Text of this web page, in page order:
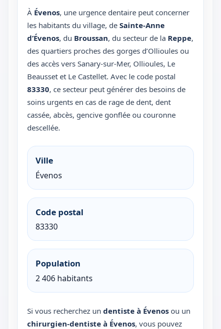
À Évenos, une urgence dentaire peut concerner
les habitants du village, deSainte-Anne
d’Évenos, du Broussan, du secteur de la Reppe,
des quartiers proches des gorges d’Ollioules ou
des accès vers Sanary-sur-Mer, Ollioules, Le
Beausset et Le Castellet. Avec le code postal
83330, ce secteur peut générer des besoins de
soins urgents en cas de rage de dent, dent
cassée, abcès, gencive gonflée ou couronne
descellée.
Ville
Évenos
Code postal
83330
Population
2 406 habitants
Si vous recherchez undentiste à Évenos ou un
chirurgien-dentiste à Évenos, vous pouvez